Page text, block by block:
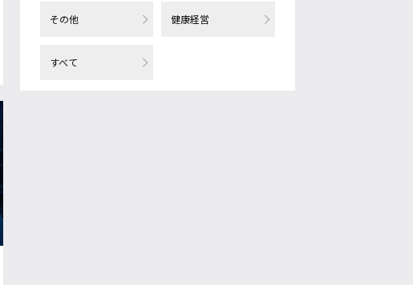
その他 健康経営
すべて